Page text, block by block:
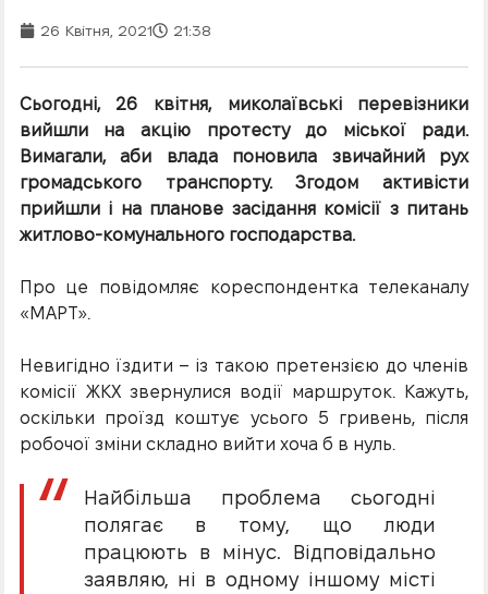
26 Квітня, 2021 21:38
Сьогодні, 26 квітня, миколаївські перевізники
вийшли на акцію протесту до міської ради.
Вимагали, аби влада поновила звичайний рух
громадського транспорту. Згодом активісти
прийшли і на планове засідання комісії з питань
житлово-комунального господарства.
Про це повідомляє кореспондентка телеканалу
«МАРТ».
Невигідно їздити – із такою претензією до членів
комісії ЖКХ звернулися водії маршруток. Кажуть,
оскільки проїзд коштує усього 5 гривень, після
робочої зміни складно вийти хоча б в нуль.
Найбільша проблема сьогодні
полягає в тому, що люди
працюють в мінус. Відповідально
заявляю, ні в одному іншому місті